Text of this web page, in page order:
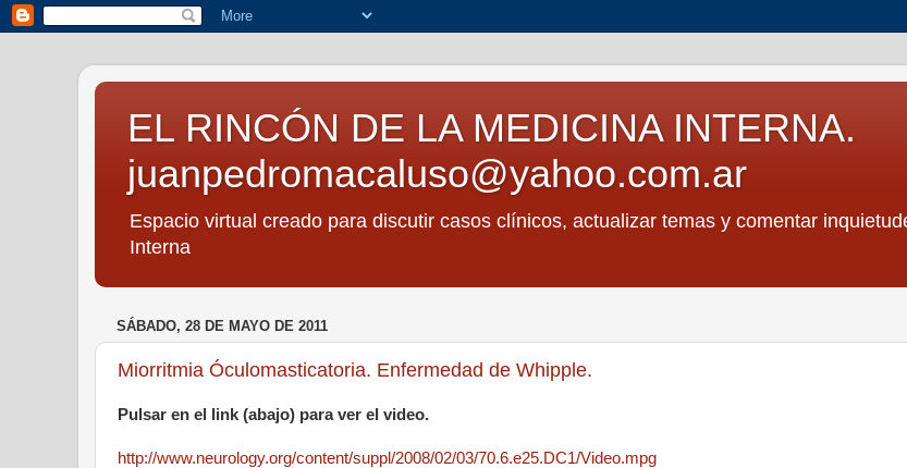
EL RINCÓN DE LA MEDICINA INTERNA.
juanpedromacaluso@yahoo.com.ar
Espacio virtual creado para discutir casos clínicos, actualizar temas y comentar
Interna
SÁBADO, 28 DE MAYO DE 2011
Miorritmia Óculomasticatoria. Enfermedad de Whipple.
Pulsar en el link (abajo) para ver el video.
http://www.neurology.org/content/suppl/2008/02/03/70.6.e25.DC1/Video.mpg